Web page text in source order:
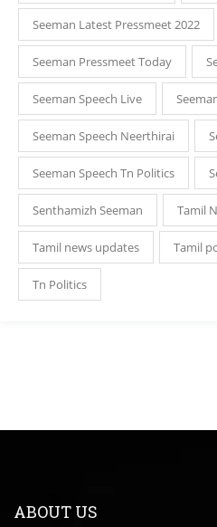
Seeman Latest Pressmeet 2022
Seeman Pressmeet Today
Seeman Speech Live
Seeman Speech Neerthirai
Seeman Speech Tn Politics
Senthamizh Seeman Tamil
Tamil news updates Tamil
Tn Politics
ABOUT US